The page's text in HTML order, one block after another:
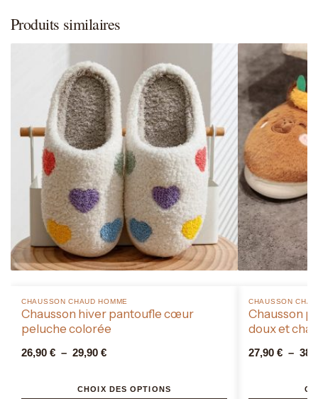
Produits similaires
CHAUSSON CHAUD HOMME​
Chausson hiver pantoufle cœur
peluche colorée
26,90 € – 29,90 €
CHOIX DES OPTIONS
CHAUSSON
Chausson
doux et
27,90 € –